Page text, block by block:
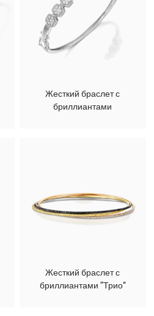
Жесткий браслет с
бриллиантами
Жесткий браслет с
бриллиантами “Трио”